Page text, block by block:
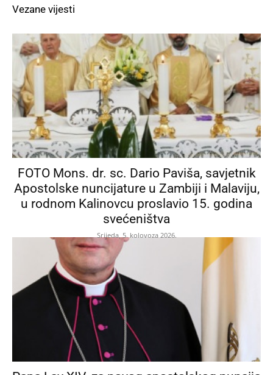
Vezane vijesti
FOTO Mons. dr. sc. Dario Paviša, savjetnik
Apostolske nuncijature u Zambiji i Malaviju,
u rodnom Kalinovcu proslavio 15. godina
svećeništva
Srijeda, 5. kolovoza 2026.